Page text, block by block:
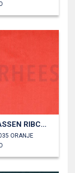
GEWASSEN RIBCORDUROY 4.5W
ORANJE